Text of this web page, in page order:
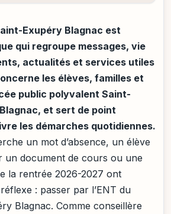
Exupéry Blagnac est
qui regroupe messages, vie
actualités et services utiles
les élèves, familles et
public polyvalent Saint-
et sert de point
les démarches quotidiennes.
un mot d’absence, un élève
un document de cours ou une
la rentrée 2026-2027 ont
: passer par l’ENT du
Blagnac. Comme conseillère